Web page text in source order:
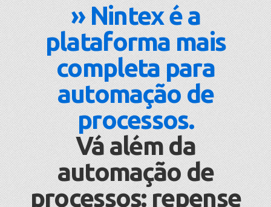
» Nintex é a
plataforma mais
completa para
automação de
processos.
Vá além da
automação de
processos: repense